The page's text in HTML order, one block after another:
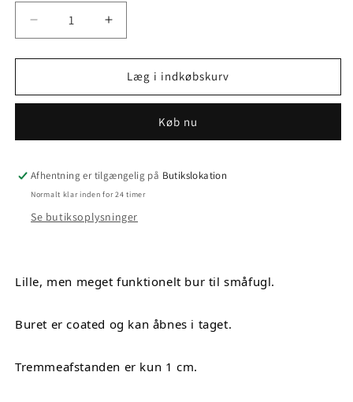
Reducer
antallet
for
til
(Bestillingsvare)
Øg
antallet
for
Bur
til
(Cabriolet)
(Bestillingsvare)
Læg i indkøbskurv
Køb nu
Afhentning er tilgængelig på Butikslokation
Normalt klar inden for 24 timer
Se butiksoplysninger
Lille, men meget funktionelt bur til småfugl.
Buret er coated og kan åbnes i taget.
Tremmeafstanden er kun 1 cm.